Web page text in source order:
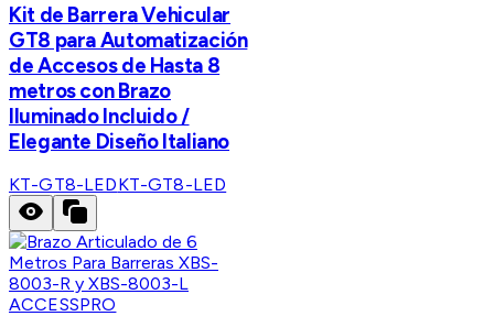
Kit de Barrera Vehicular
GT8 para Automatización
de Accesos de Hasta 8
metros con Brazo
Iluminado Incluido /
Elegante Diseño Italiano
KT-GT8-LEDKT-GT8-LED
ACCESSPRO